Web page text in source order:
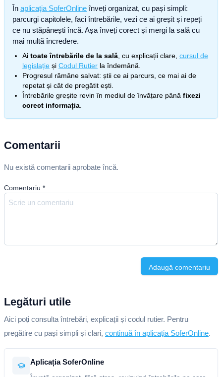
În aplicația SoferOnline înveți organizat, cu pași simpli:
parcurgi capitolele, faci întrebările, vezi ce ai greșit și repeți
ce nu stăpânești încă. Așa înveți corect și mergi la sală cu
mai multă încredere.
Ai toate întrebările de la sală , cu explicații clare, cursul de
legislație și Codul Rutier la îndemână.
Progresul rămâne salvat: știi ce ai parcurs, ce mai ai de
repetat și cât de pregătit ești.
Întrebările greșite revin în mediul de învățare până fixezi
corect informația
Comentarii
Nu există comentarii aprobate încă.
Comentariu *
Adaugă comentariu
Legături utile
Aici poți consulta întrebări, explicații și codul rutier. Pentru
pregătire cu pași simpli și clari, continuă în aplicația SoferOnline.
Aplicația SoferOnline